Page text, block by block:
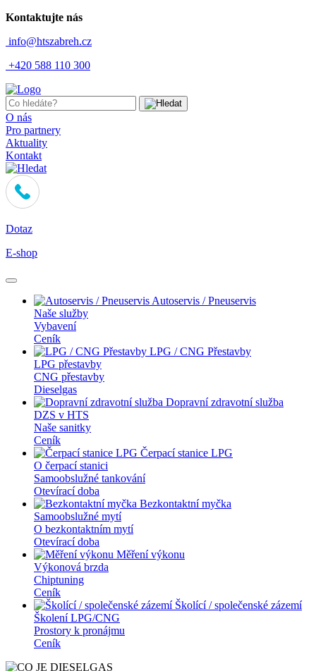
Kontaktujte nás
info@htszabreh.cz
+420 588 110 300
O nás
Pro partnery
Aktuality
Kontakt
Dotaz
E-shop
Autoservis / Pneuservis
Naše služby
Vybavení
Ceník
LPG / CNG Přestavby
LPG přestavby
CNG přestavby
Dieselgas
Dopravní zdravotní služba
DZS v HTS
Naše sanitky
Ceník
Čerpací stanice LPG
O čerpací stanici
Samoobslužné tankování
Otevírací doba
Bezkontaktní myčka
Samoobslužné mytí
O bezkontaktním mytí
Otevírací doba
Měření výkonu
Výkonová brzda
Chiptuning
Ceník
Školící / společenské zázemí
Školení LPG/CNG
Prostory k pronájmu
Ceník